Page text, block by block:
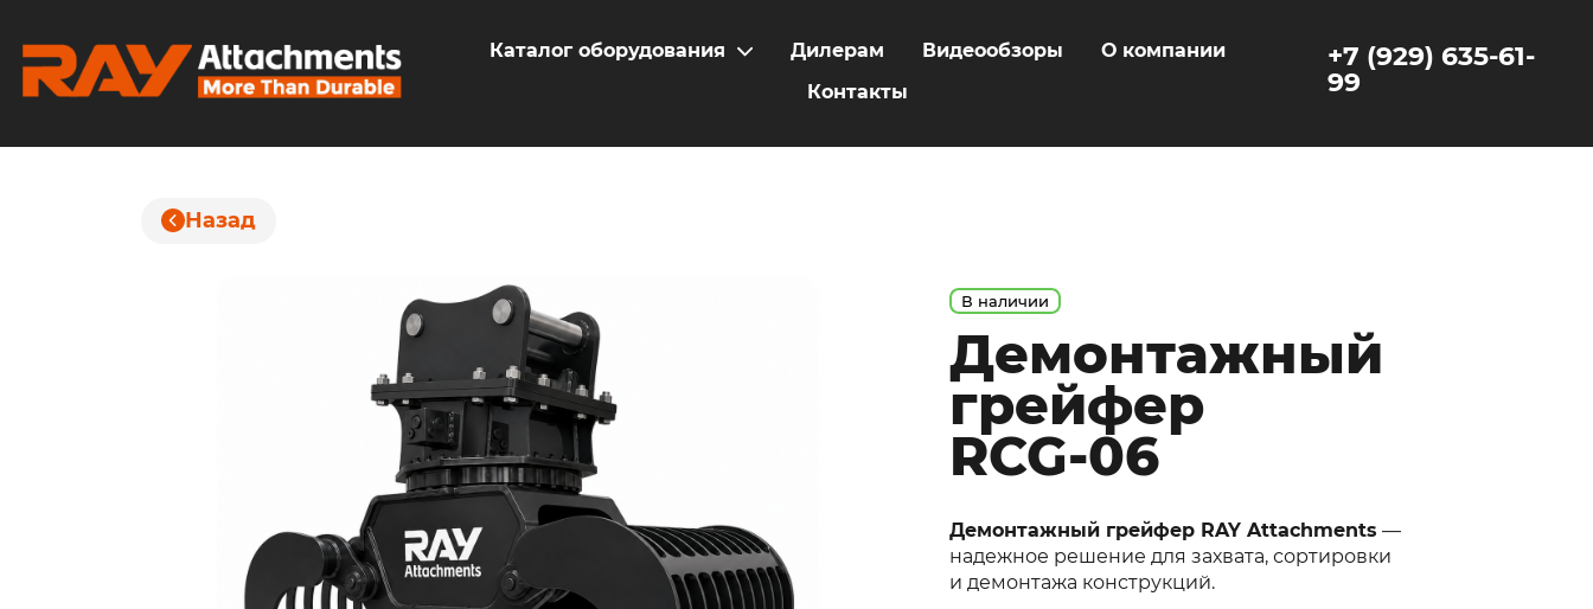
Каталог оборудования Дилерам Видеообзоры
О компании
Контакты
+7 (929) 635-61-
99
Назад
В наличии
Демонтажный
грейфер
RCG-06
Демонтажный грейфер RAY Attachments —
надежное решение для захвата, сортировки
и демонтажа конструкций.